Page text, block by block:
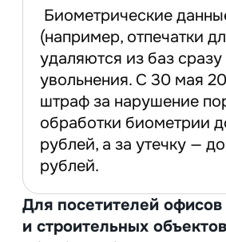
Чек-лист, как правильно
заполнить уведомление
в РКН
Для вашего удобства мы разработали
чек-лист который поможет вам
заполнить уведомление в
Роскомнадзор.
Скачать чек-лист